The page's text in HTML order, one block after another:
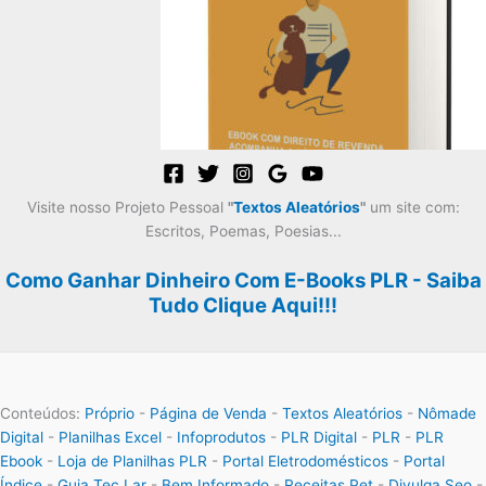
Visite nosso Projeto Pessoal "Textos Aleatórios"um site com:
Escritos, Poemas, Poesias...
Como Ganhar Dinheiro Com E-Books PLR - Saiba
Tudo Clique Aqui!!!
Conteúdos: Próprio - Página de Venda - Textos Aleatórios - Nômade
Digital - Planilhas Excel - Infoprodutos - PLR Digital - PLR - PLR
Ebook - Loja de Planilhas PLR - Portal Eletrodomésticos - Portal